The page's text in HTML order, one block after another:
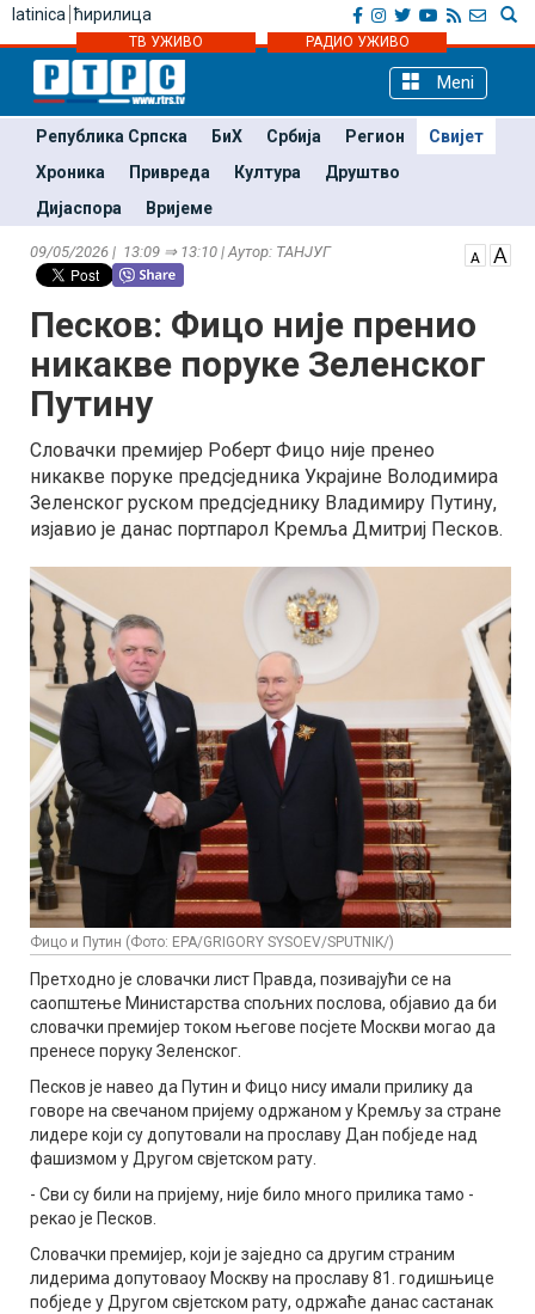
latinica ћирилица
ТВ УЖИВО РАДИО УЖИВО
Meni
Република Српска БиХ Србија Регион
Свијет
Хроника
Привреда Култура
Друштво
Дијаспора
Вријеме
09/05/2026 | 13:09 ⇒ 13:10 | Аутор: ТАНЈУГ
Песков: Фицо није пренио
никакве поруке Зеленског
Путину
Словачки премијер Роберт Фицо није пренео
никакве поруке предсједника Украјине Володимира
Зеленског руском предсједнику Владимиру Путину,
изјавио је данас портпарол Кремља Дмитриј Песков.
Фицо и Путин (Фото: EPA/GRIGORY SYSOEV/SPUTNIK/)
Претходно је словачки лист Правда, позивајући се на
саопштење Министарства спољних послова, објавио да би
словачки премијер током његове посјете Москви могао да
пренесе поруку Зеленског.
Песков је навео да Путин и Фицо нису имали прилику да
говоре на свечаном пријему одржаном у Кремљу за стране
лидере који су допутовали на прославу Дан побједе над
фашизмом у Другом свјетском рату.
- Сви су били на пријему, није било много прилика тамо -
рекао је Песков.
Словачки премијер, који је заједно са другим страним
лидерима допутоваоу Москву на прославу 81. годишњице
побједе у Другом свјетском рату, одржаће данас састанак